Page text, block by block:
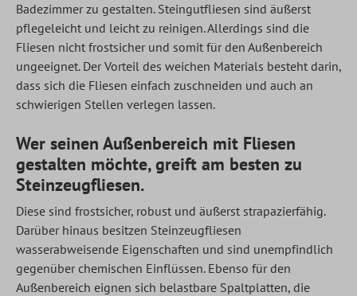
Badezimmer zu gestalten. Steingutfliesen sind äußerst
pflegeleicht und leicht zu reinigen. Allerdings sind die
Fliesen nicht frostsicher und somit für den Außenbereich
ungeeignet. Der Vorteil des weichen Materials besteht darin,
dass sich die Fliesen einfach zuschneiden und auch an
schwierigen Stellen verlegen lassen.
Wer seinen Außenbereich mit Fliesen
gestalten möchte, greift am besten zu
Steinzeugfliesen.
Diese sind frostsicher, robust und äußerst strapazierfähig.
Darüber hinaus besitzen Steinzeugfliesen
wasserabweisende Eigenschaften und sind unempfindlich
gegenüber chemischen Einflüssen. Ebenso für den
Außenbereich eignen sich belastbare Spaltplatten, die